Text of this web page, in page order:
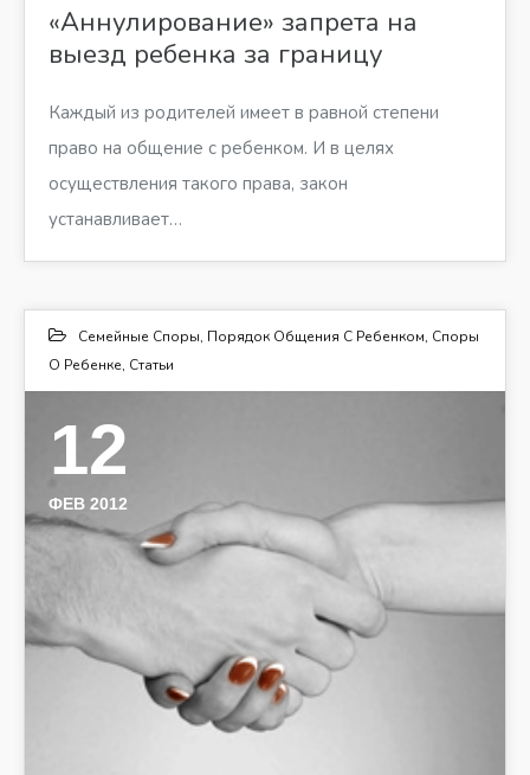
«Аннулирование» запрета на
выезд ребенка за границу
Каждый из родителей имеет в равной степени
право на общение с ребенком. И в целях
осуществления такого права, закон
устанавливает…
Семейные Споры, Порядок Общения С Ребенком, Споры
О Ребенке, Статьи
12
ФЕВ 2012